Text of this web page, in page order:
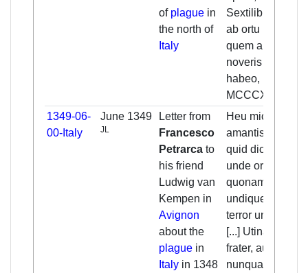
of plague in
the north of
Italy
Sextilibus anno
ab ortu Eius
quem an tu rite
noveris incertum
habeo,
MCCCXLVIII.
1349-06-
00-Italy
June 1349
JL
Letter from
Francesco
Petrarca to
his friend
Ludwig van
Kempen in
Avignon
about the
plague in
Italy in 1348
Heu michi, frater
amantissime,
quid dicam?
unde ordiar?
quonam vertar?
undique dolor,
terror undique.
[...] Utinam,
frater, aut
nunquam natus